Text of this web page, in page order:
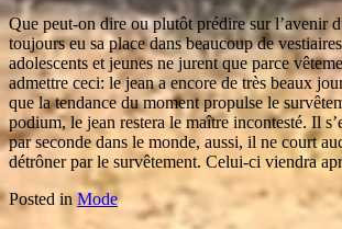
Que peut-on dire ou plutôt prédire sur l’avenir
toujours eu sa place dans beaucoup de
adolescents et jeunes ne jurent que parce
admettre ceci: le jean a encore de très beaux
que la tendance du moment propulse le
podium, le jean restera le maître incontesté. Il
par seconde dans le monde, aussi, il ne court
détrôner par le survêtement. Celui-ci viendra
Posted in Mode